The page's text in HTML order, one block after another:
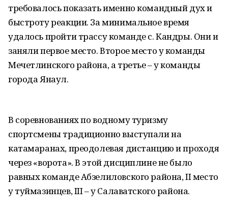
требовалось показать именно командный дух и
быстроту реакции. За минимальное время
удалось пройти трассу команде с. Кандры. Они и
заняли первое место. Второе место у команды
Мечетлинского района, а третье – у команды
города Янаул.
В соревнованиях по водному туризму
спортсмены традиционно выступали на
катамаранах, преодолевая дистанцию и проходя
через «ворота». В этой дисциплине не было
равных команде Абзелиловского района, II место
у туймазинцев, III – у Салаватского района.